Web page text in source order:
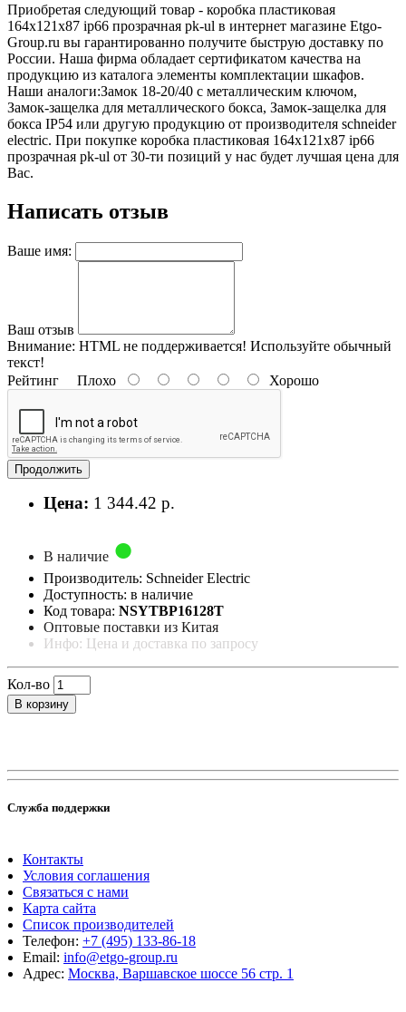
Приобретая следующий товар - коробка пластиковая
164х121х87 ip66 прозрачная pk-ul в интернет магазине Etgo-
Group.ru вы гарантированно получите быструю доставку по
России. Наша фирма обладает сертификатом качества на
продукцию из каталога элементы комплектации шкафов.
Наши аналоги:Замок 18-20/40 с металлическим ключом,
Замок-защелка для металлического бокса, Замок-защелка для
бокса IP54 или другую продукцию от производителя schneider
electric. При покупке коробка пластиковая 164х121х87 ip66
прозрачная pk-ul от 30-ти позиций у нас будет лучшая цена для
Вас.
Написать отзыв
Ваше имя:
Ваш отзыв
Внимание: HTML не поддерживается! Используйте обычный
текст!
Рейтинг Плохо Хорошо
Продолжить
Цена: 1 344.42 р.
В наличие
Производитель: Schneider Electric
Доступность: в наличие
Код товара: NSYTBP16128T
Оптовые поставки из Китая
Инфо: Цена и доставка по запросу
Кол-во
В корзину
Служба поддержки
Контакты
Условия соглашения
Связаться с нами
Карта сайта
Список производителей
Телефон: +7 (495) 133-86-18
Email: info@etgo-group.ru
Адрес: Москва, Варшавское шоссе 56 стр. 1